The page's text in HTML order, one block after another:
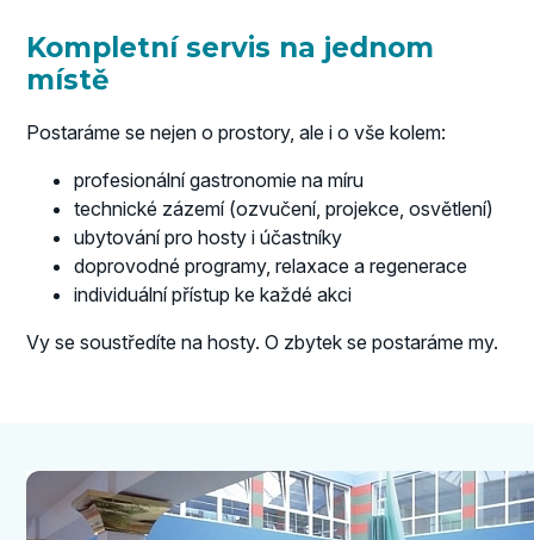
Kompletní servis na jednom
místě
Postaráme se nejen o prostory, ale i o vše kolem:
profesionální gastronomie na míru
technické zázemí (ozvučení, projekce, osvětlení)
ubytování pro hosty i účastníky
doprovodné programy, relaxace a regenerace
individuální přístup ke každé akci
Vy se soustředíte na hosty. O zbytek se postaráme my.